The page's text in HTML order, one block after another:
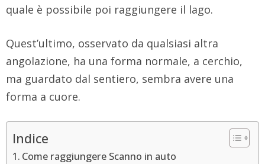
quale è possibile poi raggiungere il lago.
Quest’ultimo, osservato da qualsiasi altra
angolazione, ha una forma normale, a cerchio,
ma guardato dal sentiero, sembra avere una
forma a cuore.
Indice
Come raggiungere Scanno in auto